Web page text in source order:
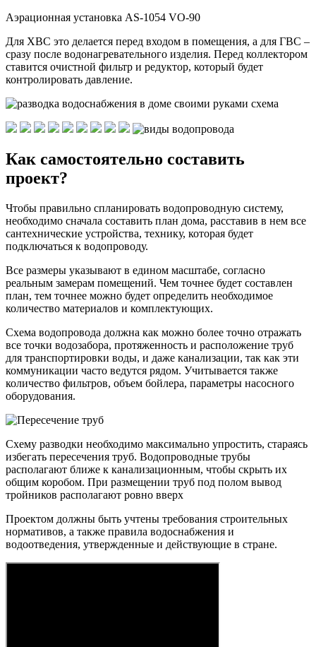
Аэрационная установка AS-1054 VO-90
Для ХВС это делается перед входом в помещения, а для ГВС –
сразу после водонагревательного изделия. Перед коллектором
ставится очистной фильтр и редуктор, который будет
контролировать давление.
Как самостоятельно составить
проект?
Чтобы правильно спланировать водопроводную систему,
необходимо сначала составить план дома, расставив в нем все
сантехнические устройства, технику, которая будет
подключаться к водопроводу.
Все размеры указывают в едином масштабе, согласно
реальным замерам помещений. Чем точнее будет составлен
план, тем точнее можно будет определить необходимое
количество материалов и комплектующих.
Схема водопровода должна как можно более точно отражать
все точки водозабора, протяженность и расположение труб
для транспортировки воды, и даже канализации, так как эти
коммуникации часто ведутся рядом. Учитывается также
количество фильтров, объем бойлера, параметры насосного
оборудования.
Схему разводки необходимо максимально упростить, стараясь
избегать пересечения труб. Водопроводные трубы
располагают ближе к канализационным, чтобы скрыть их
общим коробом. При размещении труб под полом вывод
тройников располагают ровно вверх
Проектом должны быть учтены требования строительных
нормативов, а также правила водоснабжения и
водоотведения, утвержденные и действующие в стране.